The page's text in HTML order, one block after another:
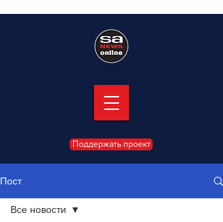
Поддержать проект
Пост
Все новости